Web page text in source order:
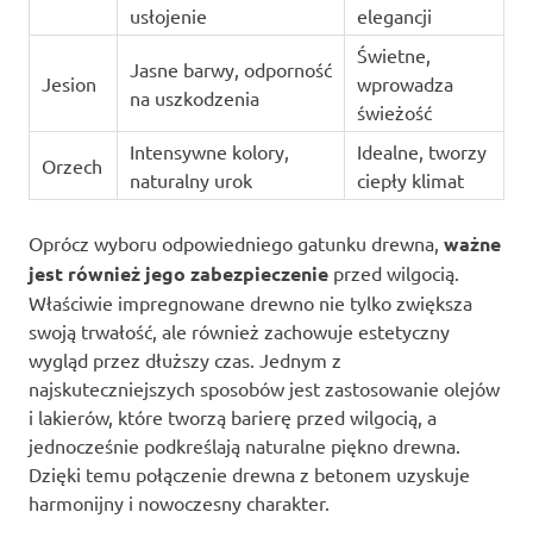
usłojenie
elegancji
Jesion
Jasne barwy, odporność
na uszkodzenia
Świetne,
wprowadza
świeżość
Orzech
Intensywne kolory,
naturalny urok
Idealne, tworzy
ciepły klimat
Oprócz wyboru odpowiedniego gatunku drewna, ważne
jest również jego zabezpieczenie przed wilgocią.
Właściwie impregnowane drewno nie tylko zwiększa
swoją trwałość, ale również zachowuje estetyczny
wygląd przez dłuższy czas. Jednym z
najskuteczniejszych sposobów jest zastosowanie olejów
i lakierów, które tworzą barierę przed wilgocią, a
jednocześnie podkreślają naturalne piękno drewna.
Dzięki temu połączenie drewna z betonem uzyskuje
harmonijny i nowoczesny charakter.